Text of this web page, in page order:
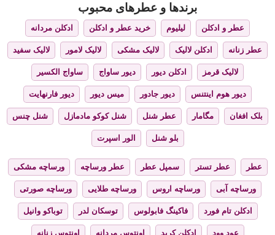
برندها و عطرهای محبوب
عطر و ادکلن لیلیوم خرید عطر و ادکلن ادکلن مردانه
عطر زنانه ادکلن لالیک لالیک مشکی لالیک لامور لالیک سفید
لالیک قرمز ادکلن دیور دیور ساواج ساواج الکسیر
دیور هوم اینتنس دیور جادور میس دیور دیور فارنهایت
بلک افغان مگامار عطر شنل شنل کوکو مادمازل شنل چنس
بلو شنل الور اسپرت
عطر عطر تستر سمپل عطر عطر ورساچه ورساچه مشکی
ورساچه آبی ورساچه اروس ورساچه طلایی ورساچه صورتی
ادکلن تام فورد فاکینگ فابولوس توسکان لدر توباکو وانیل
عود وود ادکلن کرید اونتوس مردانه اونتوس زنانه